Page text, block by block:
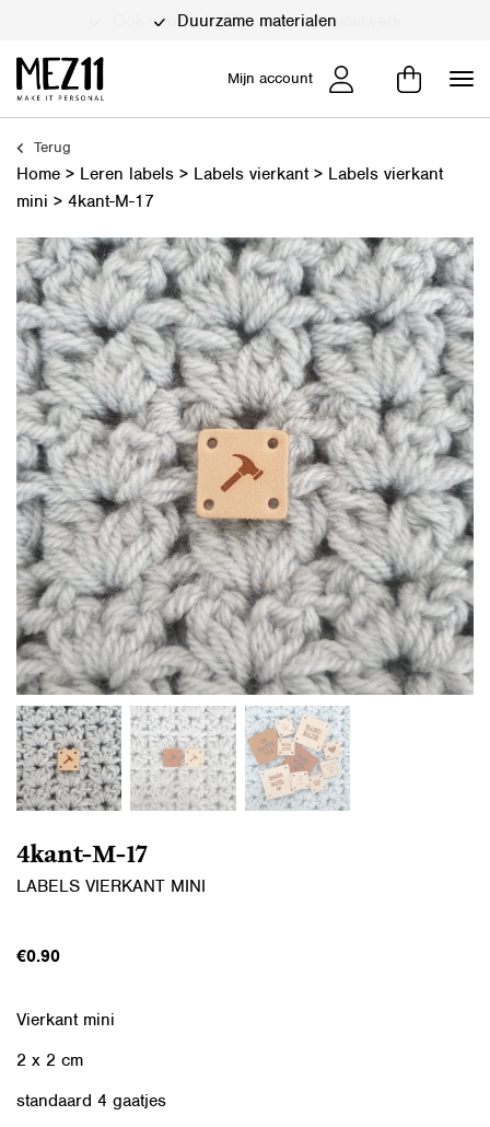
Duurzame materialen
Mijn account
Terug
Home > Leren labels > Labels vierkant> Labels vierkant
mini > 4kant-M-17
4kant-M-17
LABELS VIERKANT MINI
€0.90
Vierkant mini
2 x 2 cm
standaard 4 gaatjes